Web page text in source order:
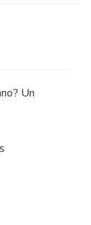
Un